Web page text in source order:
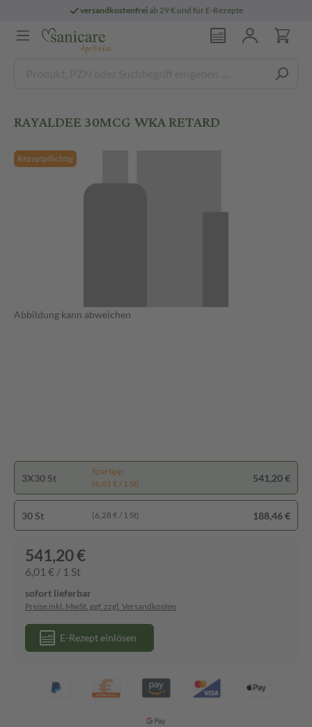
versandkostenfreiab 29 € und für E-Rezepte
RAYALDEE 30MCG WKA RETARD
Rezeptpflichtig
Abbildung kann abweichen
3X30 St
Spartipp
(6,01 € / 1 St)
541,20 €
30 St (6,28 € / 1 St) 188,46 €
541,20 €
6,01 € / 1 St
sofort lieferbar
Preise inkl. MwSt. ggf. zzgl. Versandkosten
E-Rezept einlösen